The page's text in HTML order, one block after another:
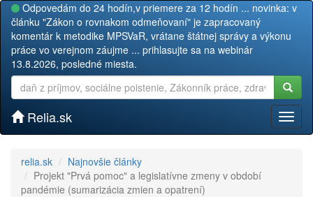
Odpovedám do 24 hodín,v priemere za 12 hodín ... novinka: v
článku "Zákon o rovnakom odmeňovaní" je zapracovaný
komentár k metodike MPSVaR, vrátane štátnej správy a výkonu
práce vo verejnom záujme ... prihlasujte sa na webinár
13.8.2026, posledné miesta.
Relia.sk
relia.sk
Najnovšie články
Projekt "Prvá pomoc" a legislatívne zmeny v období
pandémie (sumarizácia zmien a opatrení)